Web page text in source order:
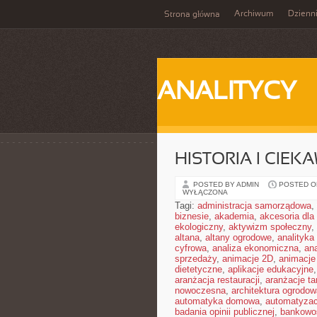
Strona główna Archiwum
ANALITYCY
HISTORIA I
POSTED BY ADMIN POSTED
WYŁĄCZONA
Tagi: administracja samorządowa,
biznesie, akademia, akcesoria
ekologiczny, aktywizm społeczny,
altana, altany ogrodowe, analityka
cyfrowa, analiza ekonomiczna,
sprzedaży, animacje 2D,
dietetyczne, aplikacje edukacyjne,
aranżacja restauracji, aranżacje
nowoczesna, architektura
automatyka domowa,
badania opinii publicznej,